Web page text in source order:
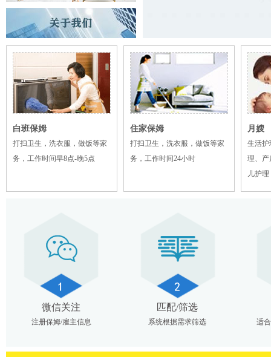
白班保姆
打扫卫生，洗衣服，做饭等家
务，工作时间早8点-晚5点
住家保姆
打扫卫生，洗衣服，做饭等家
务，工作时间24小时
月嫂
生活护
理、产
儿护理
微信关注
注册保姆/雇主信息
匹配/筛选
系统根据需求筛选 适